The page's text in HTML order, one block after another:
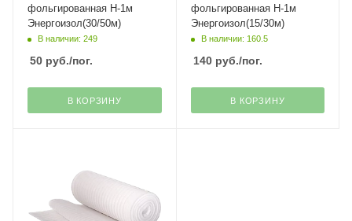
фольгированная H-1м
Энергоизол(30/50м)
В наличии: 249
50 руб./пог.
В КОРЗИНУ
фольгированная H-1м
Энергоизол(15/30м)
В наличии: 160.5
140руб./пог.
В КОРЗИНУ